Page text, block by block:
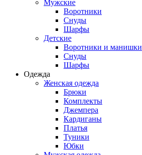
Мужские
Воротники
Снуды
Шарфы
Детские
Воротники и манишки
Снуды
Шарфы
Одежда
Женская одежда
Брюки
Комплекты
Джемпера
Кардиганы
Платья
Туники
Юбки